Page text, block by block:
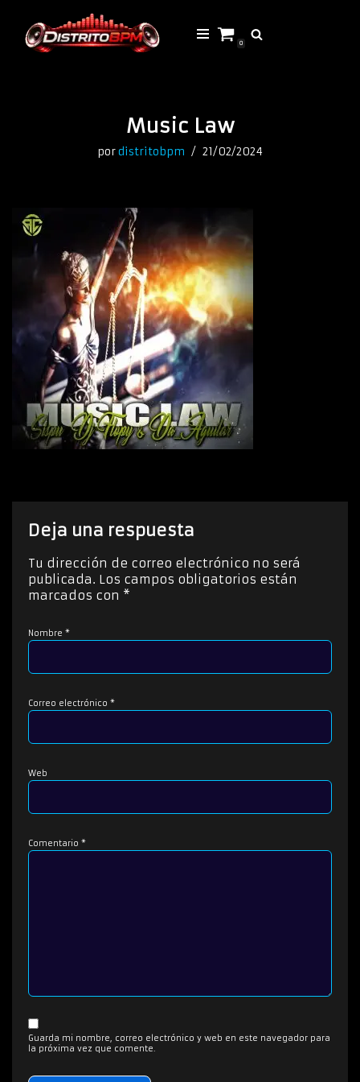
Saltar
0
Music Law
pordistritobpm 21/02/2024
Deja una respuesta
Tu dirección de correo electrónico no será
publicada. Los campos obligatorios están
marcados con *
Nombre *
Correo electrónico *
Web
Comentario *
Guarda mi nombre, correo electrónico y web en este navegador para
la próxima vez que comente.